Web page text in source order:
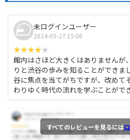
未ログインユーザー
2024-05-27 15:06
館内はさほど大きくはありませんが
りと渋谷の歩みを知ることができま
谷に焦点を当てがちですが、改めて
わりゆく時代の流れを学ぶことがで
すべてのレビューを見るには